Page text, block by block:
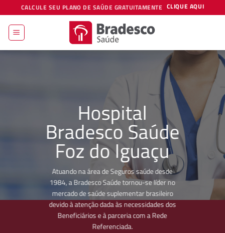
to
content
CALCULE SEU PLANO DE SAÚDE GRATUITAMENTE CLIQUE AQUI
Hospital
Bradesco Saúde
Foz do Iguaçu
Atuando na área de Seguros saúde desde
1984, a Bradesco Saúde tornou-se líder no
mercado de saúde suplementar brasileiro
devido à atenção dada às necessidades dos
Beneficiários e à parceria com a Rede
Referenciada.